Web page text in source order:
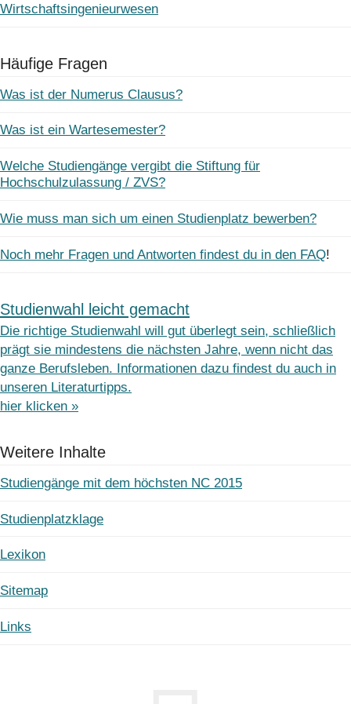
Wirtschaftsingenieurwesen
Häufige Fragen
Was ist der Numerus Clausus?
Was ist ein Wartesemester?
Welche Studiengänge vergibt die Stiftung für
Hochschulzulassung / ZVS?
Wie muss man sich um einen Studienplatz bewerben?
Noch mehr Fragen und Antworten findest du in den FAQ!
Studienwahl leicht gemacht
Die richtige Studienwahl will gut überlegt sein, schließlich
prägt sie mindestens die nächsten Jahre, wenn nicht das
ganze Berufsleben. Informationen dazu findest du auch in
unseren Literaturtipps.
hier klicken »
Weitere Inhalte
Studiengänge mit dem höchsten NC 2015
Studienplatzklage
Lexikon
Sitemap
Links